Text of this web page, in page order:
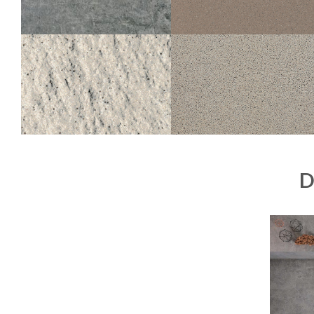
LOSA
DACITE
60X60 30X60 15X60
10X60 5X60
STANDARD
060 PORPHYRÉ GRIS CLAIR &#8211;
FONCÉ
30X30
STANDARD